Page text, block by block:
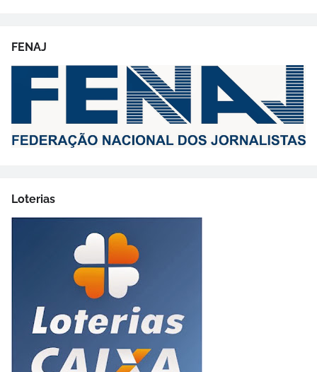
FENAJ
Loterias